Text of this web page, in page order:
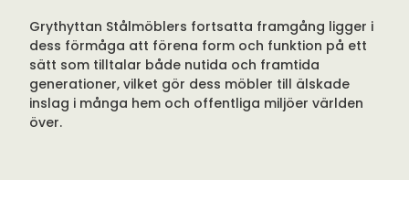
Grythyttan Stålmöblers fortsatta framgång ligger i
dess förmåga att förena form och funktion på ett
sätt som tilltalar både nutida och framtida
generationer, vilket gör dess möbler till älskade
inslag i många hem och offentliga miljöer världen
över.